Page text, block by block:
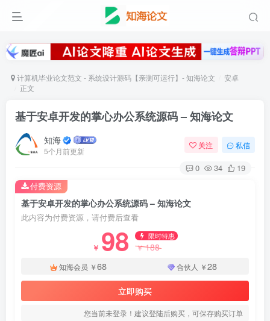
计算机毕业论文范文 - 系统设计源码【亲测可运行】- 知海论文
安卓
正文
基于安卓开发的掌心办公系统源码 – 知海论文
知海
5个月前更新
关注 私信
0 34 19
基于安卓开发的掌心办公系统源码 – 知海论文
此内容为付费资源，请付费后查看
￥ 98 限时特惠
￥188
知海会员 ￥68 合伙人 ￥28
立即购买
您当前未登录！建议登陆后购买，可保存购买订单
付费资源